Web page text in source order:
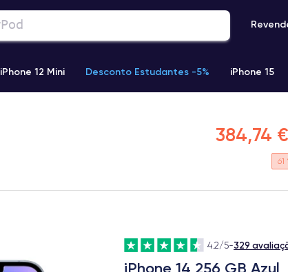
iPhone 12 Mini Desconto Estudantes -5% iPhone 15
384,74 €
61
4.2/5-329
iPhone 14 256 GB Azul